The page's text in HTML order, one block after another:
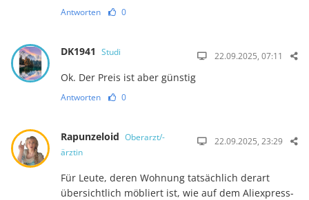
Antworten 0
DK1941 Studi 22.09.2025, 07:11
Ok. Der Preis ist aber günstig
Antworten 0
Rapunzeloid Oberarzt/-
ärztin
22.09.2025, 23:29
Für Leute, deren Wohnung tatsächlich derart
übersichtlich möbliert ist, wie auf dem Aliexpress-